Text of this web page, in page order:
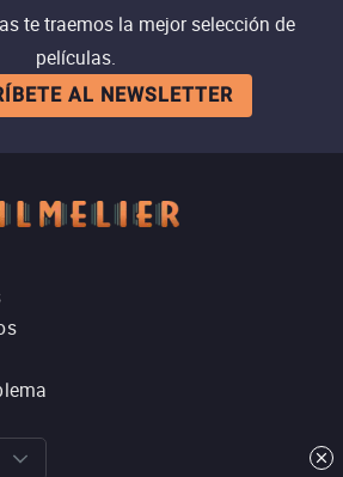
te traemos la mejor selección de
películas.
AL NEWSLETTER